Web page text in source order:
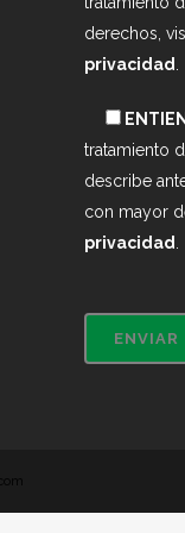
derechos,
privacidad
tratamiento
describe
con mayor
privacidad